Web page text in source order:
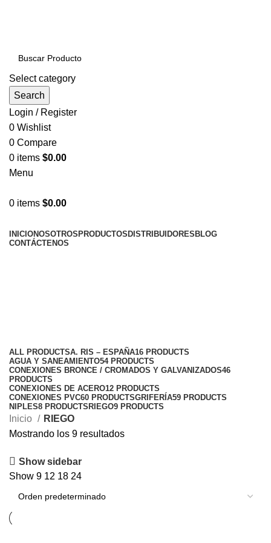
Select category
Search
Login / Register
0 Wishlist
0 Compare
0 items $0.00
Menu
0 items $0.00
INICIONOSOTROS PRODUCTOS DISTRIBUIDORES BLOG
CONTÁCTENOS
ALL PRODUCTSA. RIS – ESPAÑA16 PRODUCTS
AGUA Y SANEAMIENTO54 PRODUCTS
CONEXIONES BRONCE / CROMADOS Y GALVANIZADOS46
PRODUCTS
CONEXIONES DE ACERO12 PRODUCTS
CONEXIONES PVC60 PRODUCTSGRIFERÍA59 PRODUCTS
NIPLES8 PRODUCTS RIEGO9 PRODUCTS
Inicio
RIEGO
Mostrando los 9 resultados
Show sidebar
Show 9 12 18 24